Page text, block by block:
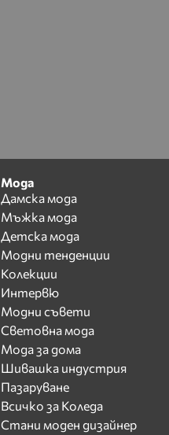
Мода
Дамска мода
Мъжка мода
Детска мода
Модни тенденции
Колекции
Интервю
Модни съвети
Световна мода
Мода за дома
Шивашка индустрия
Пазаруване
Всичко за Коледа
Стани моден дизайнер